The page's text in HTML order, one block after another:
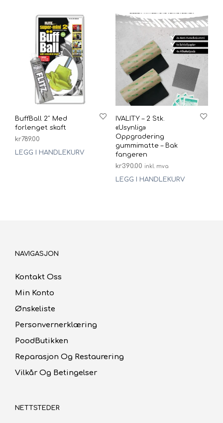
BuffBall 2″ Med
forlenget skaft
kr789.00
LEGG I HANDLEKURV
IVALITY – 2 Stk.
«Usynlig»
Oppgradering
gummimatte – Bak
fangeren
kr390.00 inkl. mva
LEGG I HANDLEKURV
NAVIGASJON
Kontakt Oss
Min Konto
Ønskeliste
Personvernerklæring
PoodButikken
Reparasjon Og Restaurering
Vilkår Og Betingelser
NETTSTEDER